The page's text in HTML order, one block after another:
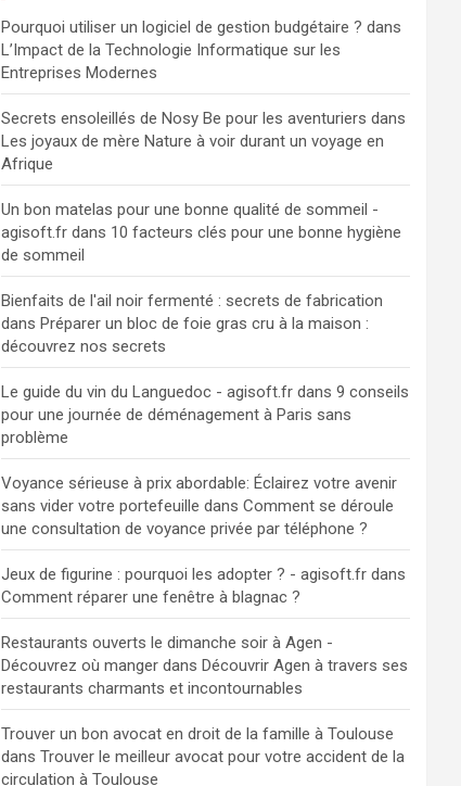
Pourquoi utiliser un logiciel de gestion budgétaire ? dans
L’Impact de la Technologie Informatique sur les
Entreprises Modernes
Secrets ensoleillés de Nosy Be pour les aventuriers dans
Les joyaux de mère Nature à voir durant un voyage en
Afrique
Un bon matelas pour une bonne qualité de sommeil -
agisoft.fr dans 10 facteurs clés pour une bonne hygiène
de sommeil
Bienfaits de l'ail noir fermenté : secrets de fabrication
dansPréparer un bloc de foie gras cru à la maison :
découvrez nos secrets
Le guide du vin du Languedoc - agisoft.fr dans9 conseils
pour une journée de déménagement à Paris sans
problème
Voyance sérieuse à prix abordable: Éclairez votre avenir
sans vider votre portefeuille dansComment se déroule
une consultation de voyance privée par téléphone ?
Jeux de figurine : pourquoi les adopter ? - agisoft.fr dans
Comment réparer une fenêtre à blagnac ?
Restaurants ouverts le dimanche soir à Agen -
Découvrez où manger dansDécouvrir Agen à travers ses
restaurants charmants et incontournables
Trouver un bon avocat en droit de la famille à Toulouse
dansTrouver le meilleur avocat pour votre accident de la
circulation à Toulouse